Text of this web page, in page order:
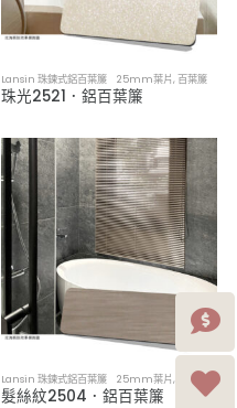
Lansin 珠鍊式鋁百葉簾 25mm葉片,百葉簾
珠光2521．鋁百葉簾
Lansin 珠鍊式鋁百葉簾 25mm葉片, 百葉簾
髮絲紋2504．鋁百葉簾